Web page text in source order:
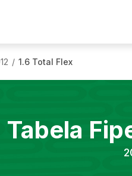
/ 1.6 Total Flex
Tabela